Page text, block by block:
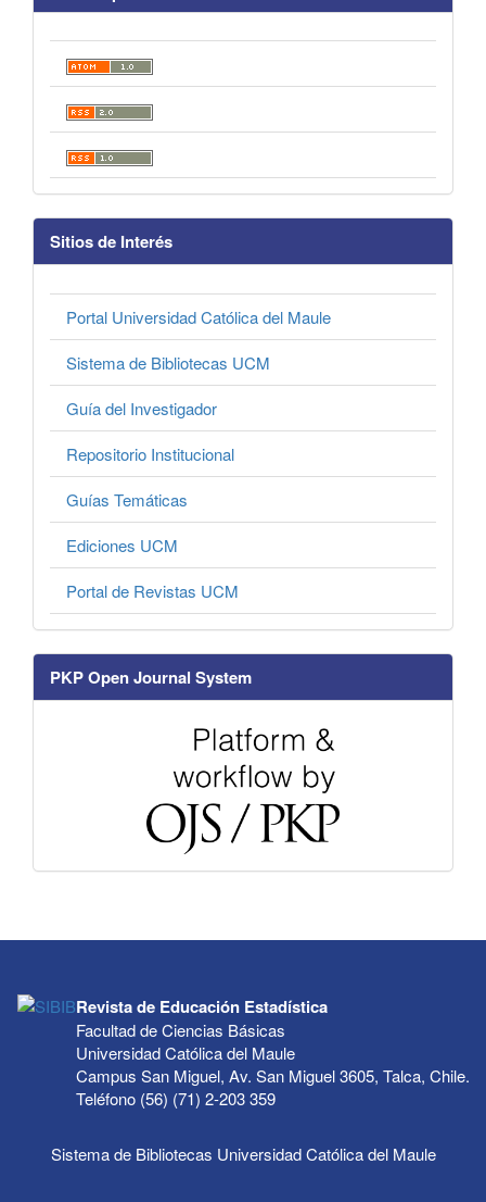
Sitios de Interés
Portal Universidad Católica del Maule
Sistema de Bibliotecas UCM
Guía del Investigador
Repositorio Institucional
Guías Temáticas
Ediciones UCM
Portal de Revistas UCM
PKP Open Journal System
Revista de Educación Estadística
Facultad de Ciencias Básicas
Universidad Católica del Maule
Campus San Miguel, Av. San Miguel 3605, Talca, Chile.
Teléfono (56) (71) 2-203 359
Sistema de Bibliotecas Universidad Católica del Maule